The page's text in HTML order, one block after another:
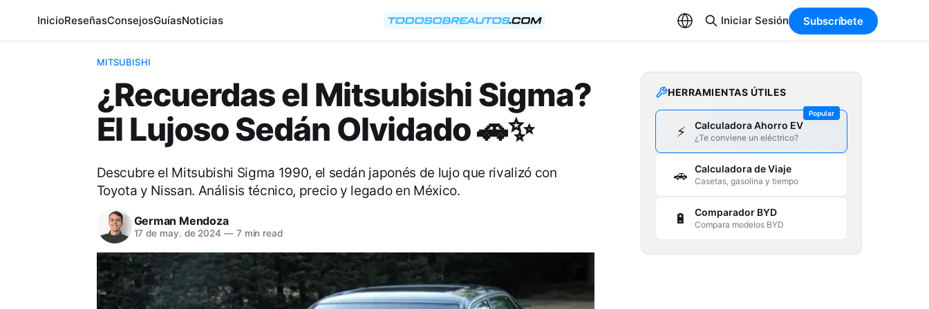
InicioReseñasConsejosGuíasNoticias Iniciar Sesión Subscríbete
MITSUBISHI
¿Recuerdas el Mitsubishi Sigma?
El Lujoso Sedán Olvidado 🚗✨
Descubre el Mitsubishi Sigma 1990, el sedán japonés de lujo que rivalizó con
Toyota y Nissan. Análisis técnico, precio y legado en México.
German Mendoza
17 de may. de 2024 —7 min read
HERRAMIENTAS ÚTILES
Popular
⚡ Calculadora Ahorro EV
¿Te conviene un eléctrico?
🚗 Calculadora de Viaje
Casetas, gasolina y tiempo
🔋 Comparador BYD
Compara modelos BYD